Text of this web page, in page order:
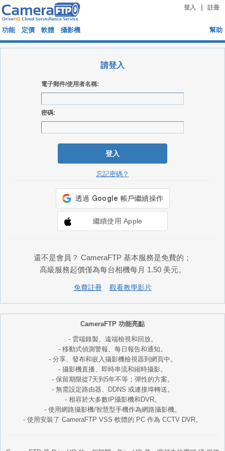
登入 註冊
功能 定價 軟體 攝影機 幫助
請登入
電子郵件/使用者名稱:
密碼:
登入
忘記密碼？
繼續使用 Apple
還不是會員？ CameraFTP 基本服務是免費的；
高級服務起價僅為每台相機每月 1.50 美元。
免費註冊 觀看教學影片
CameraFTP 功能亮點
- 雲端錄製、遠端檢視和回放。
- 移動式偵測警報、每日報告和通知。
- 分享、發布和嵌入攝影機檢視器到網頁中。
- 攝影機直播、即時串流和縮時攝影。
- 保留期限從7天到5年不等；彈性的方案。
- 無需設定路由器、DDNS 或連接埠轉送。
- 相容於大多數IP攝影機和DVR。
- 使用網路攝影機/智慧型手機作為網路攝影機。
- 使用安裝了 CameraFTP VSS 軟體的 PC 作為 CCTV DVR。